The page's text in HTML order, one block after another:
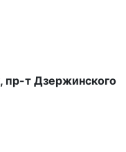
пр-т Дзержинского